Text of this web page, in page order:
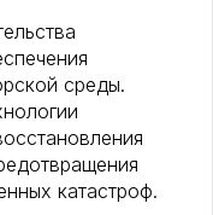
среды.
катастроф.